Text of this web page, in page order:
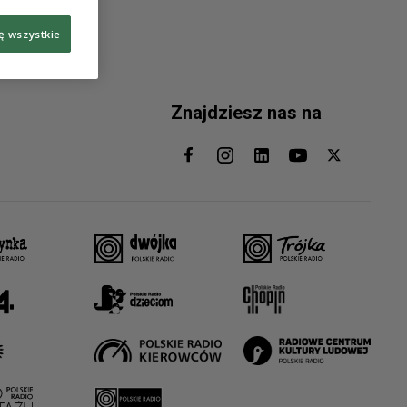
Znajdziesz nas na
wszystkie